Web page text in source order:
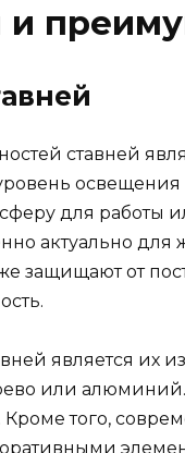
ставней
для работы
актуально
защищают от
является их
или
того,